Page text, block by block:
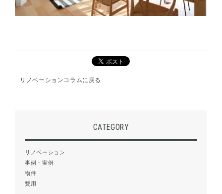
リノベーションコラムに戻る
CATEGORY
リノベーション
事例・実例
物件
費用